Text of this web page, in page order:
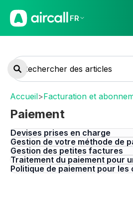
FR
Accueil>Facturation et
Paiement
Devises prises en charge
Gestion de votre méthode de
Gestion des petites factures
Traitement du paiement pour
Politique de paiement pour les